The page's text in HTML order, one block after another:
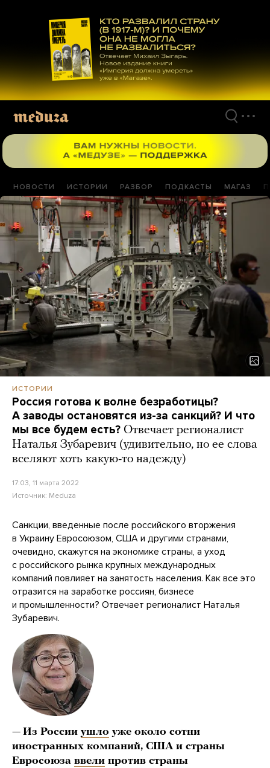
материалам
НОВОСТИ ИСТОРИИ РАЗБОР ПОДКАСТЫ МАГАЗ
ИСТОРИИ
Россия готова к волне безработицы?
А заводы остановятся из-за санкций? И что
мы все будем есть? Отвечает регионалист
Наталья Зубаревич (удивительно, но ее слова
вселяют хоть какую-то надежду)
17:03, 11 марта 2022
Источник: Meduza
Санкции, введенные после российского вторжения
в Украину Евросоюзом, США и другими странами,
очевидно, скажутся на экономике страны, а уход
с российского рынка крупных международных
компаний повлияет на занятость населения. Как все это
отразится на заработке россиян, бизнесе
и промышленности? Отвечает регионалист Наталья
Зубаревич.
— Из России ушло уже около сотни
иностранных компаний, США и страны
Евросоюза ввели против страны